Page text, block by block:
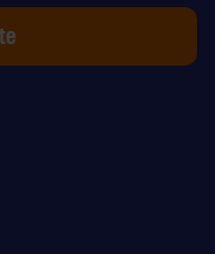
Instagram
op Youtube
Sporten op